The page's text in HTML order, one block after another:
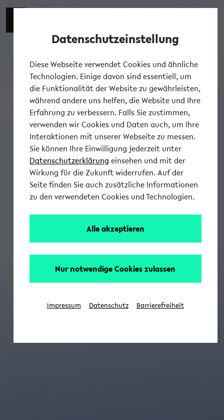
Datenschutzeinstellung
Diese Webseite verwendet Cookies und ähnliche
Technologien. Einige davon sind essentiell, um
die Funktionalität der Website zu gewährleisten,
während andere uns helfen, die Website und Ihre
Erfahrung zu verbessern. Falls Sie zustimmen,
verwenden wir Cookies und Daten auch, um Ihre
Interaktionen mit unserer Webseite zu messen.
Sie können Ihre Einwilligung jederzeit unter
Datenschutzerklärung einsehen und mit der
Wirkung für die Zukunft widerrufen. Auf der
Seite finden Sie auch zusätzliche Informationen
zu den verwendeten Cookies und Technologien.
Alle akzeptieren
Nur notwendige Cookies zulassen
Impressum Datenschutz Barrierefreiheit